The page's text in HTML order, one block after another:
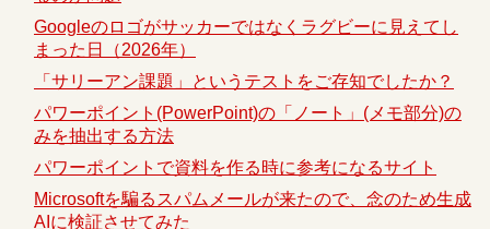
Googleのロゴがサッカーではなくラグビーに見えてし
まった日（2026年）
「サリーアン課題」というテストをご存知でしたか？
パワーポイント(PowerPoint)の「ノート」(メモ部分)の
みを抽出する方法
パワーポイントで資料を作る時に参考になるサイト
Microsoftを騙るスパムメールが来たので、念のため生成
AIに検証させてみた